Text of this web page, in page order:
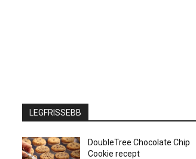
LEGFRISSEBB
DoubleTree Chocolate Chip
Cookie recept